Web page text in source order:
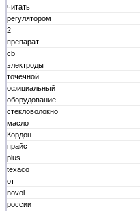
читать
регулятором
2
препарат
cb
электроды
точечной
официальный
оборудование
стекловолокно
масло
Кордон
прайс
plus
texaco
от
novol
россии